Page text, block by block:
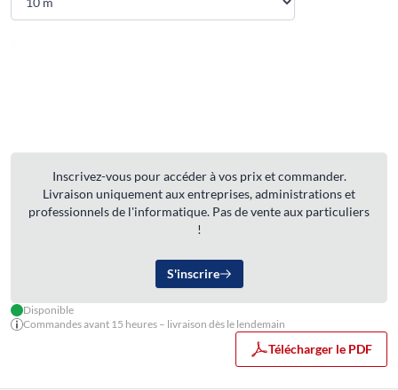
Inscrivez-vous pour accéder à vos prix et commander.
Livraison uniquement aux entreprises, administrations et
professionnels de l'informatique. Pas de vente aux particuliers
!
S'inscrire
Disponible
Commandes avant 15 heures – livraison dès le lendemain
Télécharger le PDF